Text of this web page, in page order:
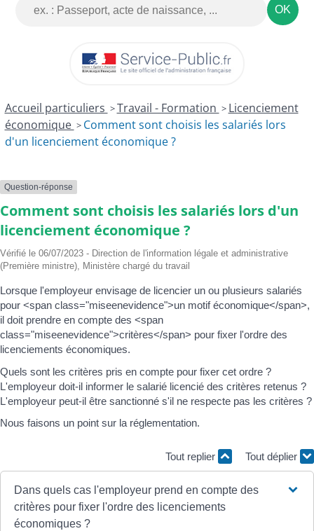
Accueil particuliers >Travail - Formation > Licenciement
économique > Comment sont choisis les salariés lors
d'un licenciement économique ?
Question-réponse
Comment sont choisis les salariés lors d'un
licenciement économique ?
Vérifié le 06/07/2023 - Direction de l'information légale et administrative
(Première ministre), Ministère chargé du travail
Lorsque l'employeur envisage de licencier un ou plusieurs salariés
pour <span class="miseenevidence">un motif économique</span>,
il doit prendre en compte des <span
class="miseenevidence">critères</span> pour fixer l'ordre des
licenciements économiques.
Quels sont les critères pris en compte pour fixer cet ordre ?
L'employeur doit-il informer le salarié licencié des critères retenus ?
L'employeur peut-il être sanctionné s'il ne respecte pas les critères ?
Nous faisons un point sur la réglementation.
Tout replier Tout déplier
Dans quels cas l'employeur prend en compte des
critères pour fixer l'ordre des licenciements
économiques ?